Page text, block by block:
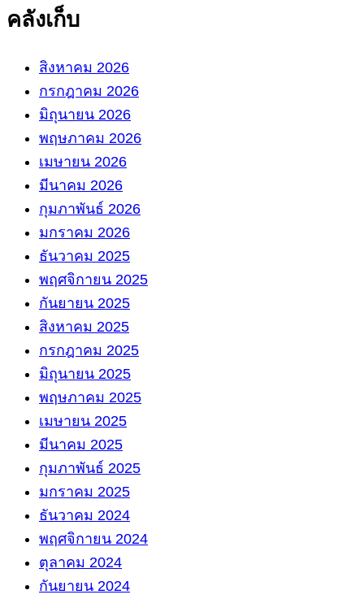
คลังเก็บ
สิงหาคม 2026
กรกฎาคม 2026
มิถุนายน 2026
พฤษภาคม 2026
เมษายน 2026
มีนาคม 2026
กุมภาพันธ์ 2026
มกราคม 2026
ธันวาคม 2025
พฤศจิกายน 2025
กันยายน 2025
สิงหาคม 2025
กรกฎาคม 2025
มิถุนายน 2025
พฤษภาคม 2025
เมษายน 2025
มีนาคม 2025
กุมภาพันธ์ 2025
มกราคม 2025
ธันวาคม 2024
พฤศจิกายน 2024
ตุลาคม 2024
กันยายน 2024